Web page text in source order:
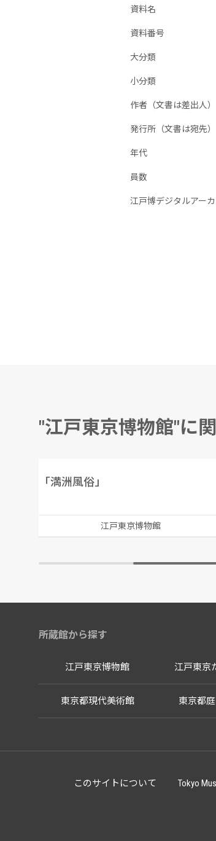
資料名
資料番号
大分類
小分類
作者（文書は差出人）
発行所（文書は宛先）
年代
員数
江戸博デジタルアー
"江戸東京博物館"に
｢満洲風俗」
江戸東京博物館
所蔵館から探す
江戸東京博物館 江戸東京
東京都現代美術館 東京都
このサイトについて Tokyo